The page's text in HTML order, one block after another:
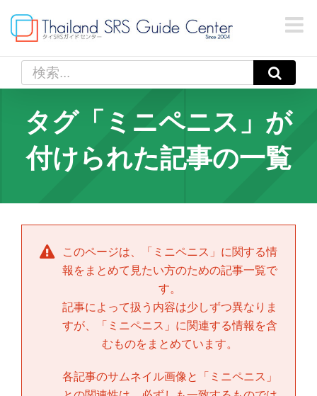
content
索
タグ「ミニペニス」が
付けられた記事の一覧
このページは、「 ミニペニス 」に関する情
報をまとめて見たい方のための記事一覧で
す。
記事によって扱う内容は少しずつ異なりま
すが、「 ミニペニス 」に関連する情報を含
むものをまとめています。
各記事のサムネイル画像と「 ミニペニス 」